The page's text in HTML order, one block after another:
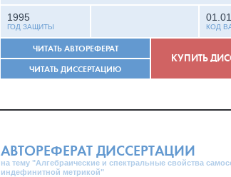
1995
ГОД ЗАЩИТЫ КОД
ЧИТАТЬ АВТОРЕФЕРАТ
ЧИТАТЬ ДИССЕРТАЦИЮ
КУПИТЬ
АВТОРЕФЕРАТ ДИССЕРТАЦИИ
на тему "Алгебраические и спектральные свойства
индефинитной метрикой"